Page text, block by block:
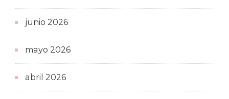
junio 2026
mayo 2026
abril 2026